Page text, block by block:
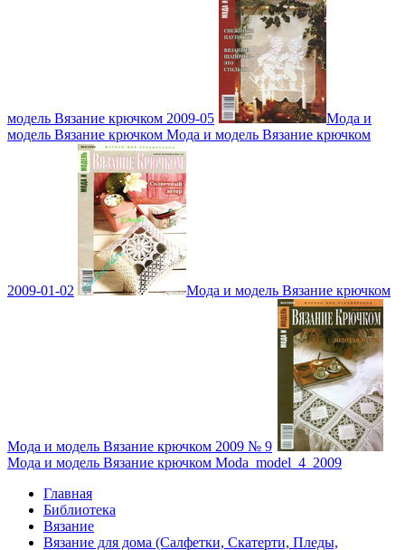
модель Вязание крючком 2009-05
Мода и
модель Вязание крючком Мода и модель Вязание крючком
2009-01-02 Мода и модель Вязание крючком
Мода и модель Вязание крючком 2009 № 9
Мода и модель Вязание крючком Moda_model_4_2009
Главная
Библиотека
Вязание
Вязание для дома (Салфетки, Скатерти, Пледы,